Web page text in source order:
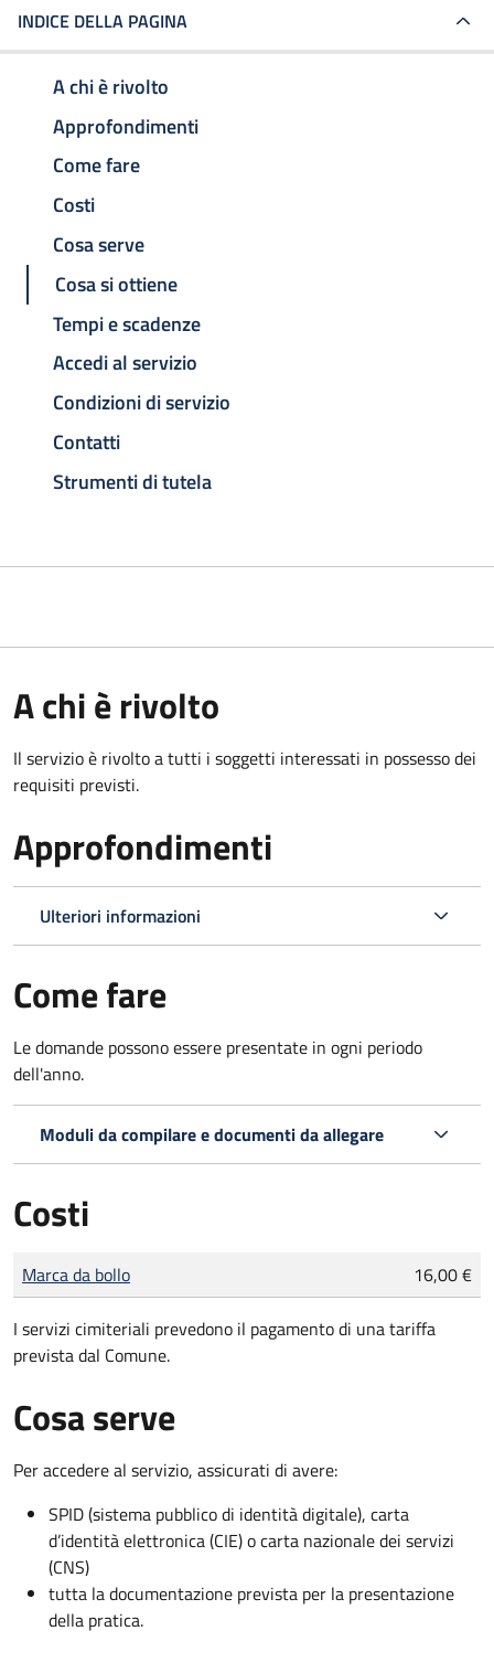
INDICE DELLA PAGINA
A chi è rivolto
Approfondimenti
Come fare
Costi
Cosa serve
Cosa si ottiene
Tempi e scadenze
Accedi al servizio
Condizioni di servizio
Contatti
Strumenti di tutela
A chi è rivolto
Il servizio è rivolto a tutti i soggetti interessati in possesso dei
requisiti previsti.
Approfondimenti
Ulteriori informazioni
Come fare
Le domande possono essere presentate in ogni periodo
dell'anno.
Moduli da compilare e documenti da allegare
Costi
Tipo di pagamento
Importo
Marca da bollo 16,00 €
I servizi cimiteriali prevedono il pagamento di una tariffa
prevista dal Comune.
Cosa serve
Per accedere al servizio, assicurati di avere:
SPID (sistema pubblico di identità digitale), carta
d’identità elettronica (CIE) o carta nazionale dei servizi
(CNS)
tutta la documentazione prevista per la presentazione
della pratica.